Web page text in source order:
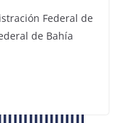
Federal de
de Bahía